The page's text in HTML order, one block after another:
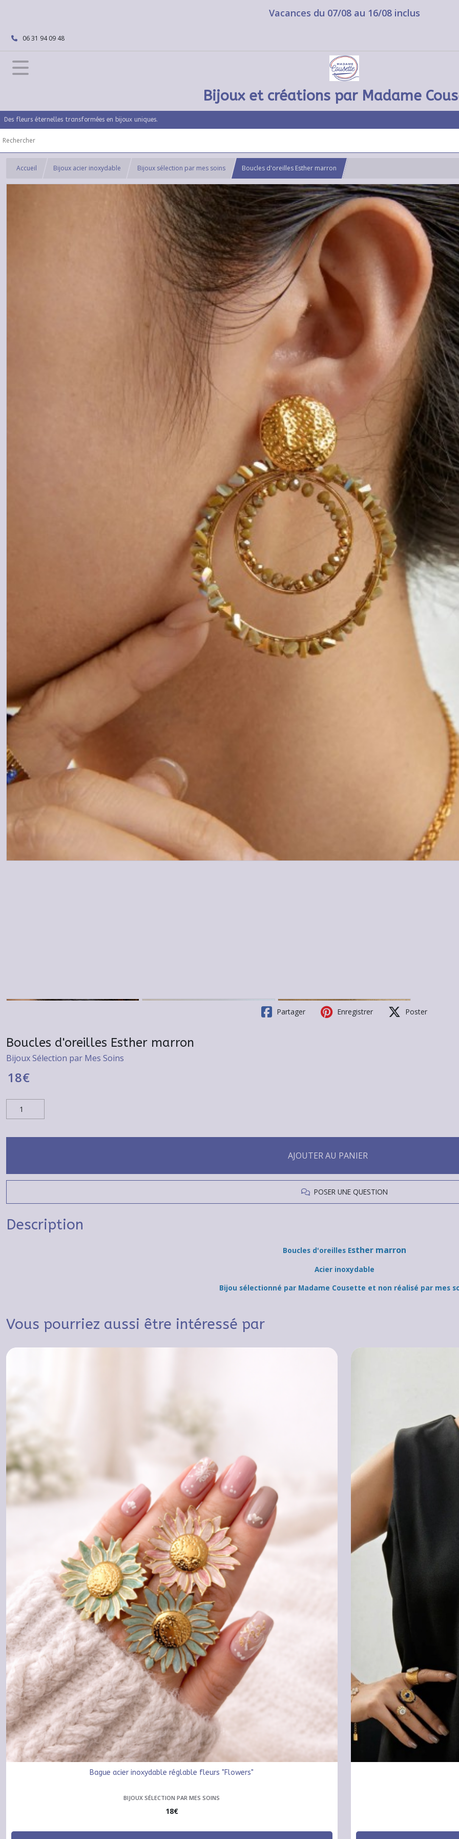
Vacances du 07/08 au 16/08 inclus
06 31 94 09 48
Bijoux et créations par Madame
Des fleurs éternelles transformées en bijoux uniques.
Accueil Bijoux acier inoxydable Bijoux sélection par mes soins Boucles d'oreilles Esther marron
Partager Enregistrer Poster
Boucles d'oreilles Esther marron
Bijoux Sélection par Mes Soins
18€
AJOUTER AU PANIER
POSER UNE QUESTION
Description
Boucles d'oreilles Esther marron
Acier inoxydable
Bijou sélectionné par Madame Cousette et non réalisé par mes
Vous pourriez aussi être intéressé par
Bague acier inoxydable réglable fleurs "Flowers"
BIJOUX SÉLECTION PAR MES SOINS
18€